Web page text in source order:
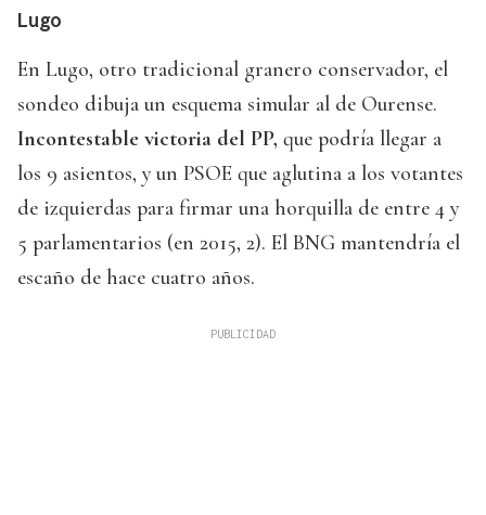
Lugo
En Lugo, otro tradicional granero conservador, el
sondeo dibuja un esquema simular al de Ourense.
Incontestable victoria del PP, que podría llegar a
los 9 asientos, y un PSOE que aglutina a los votantes
de izquierdas para firmar una horquilla de entre 4 y
5 parlamentarios (en 2015, 2). El BNG mantendría el
escaño de hace cuatro años.